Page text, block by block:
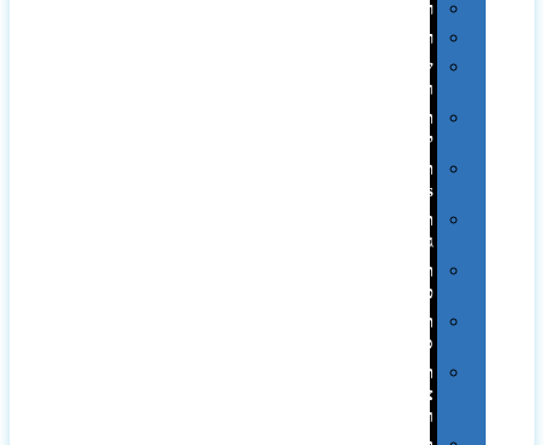
רטרו
רכב
שעונים
ומסגרות
תיקים
לכנסים
תיקי
Swiss
תיקי
תיקי
טיולים
תיקי
ספורט
תיקי
ומכתביות